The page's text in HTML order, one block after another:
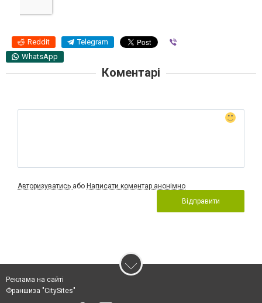
Reddit Telegram
WhatsApp
Коментарі
Авторизуватись або Написати коментар анонімно
Відправити
Реклама на сайті
Франшиза "CitySites"